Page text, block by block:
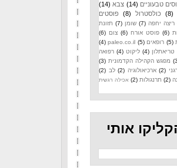
טבעוניים (14) צבא (14)
(8) כולסטרול (8)
פוסטים
ריצה יחפה (7) שומן (7) תזונת
(6) פוסט אורח (6) צום (6)
(5) רופאים (5)
paleo.co.il
(4)
טריאתלון (4) ליקוט (4) רפואה
מפגש הקהילה הקדמונית (3)
(2) ארכיאולוגיה (2) לב (2)
(2) תרנגולות (2) אכילה רגשית
אותי